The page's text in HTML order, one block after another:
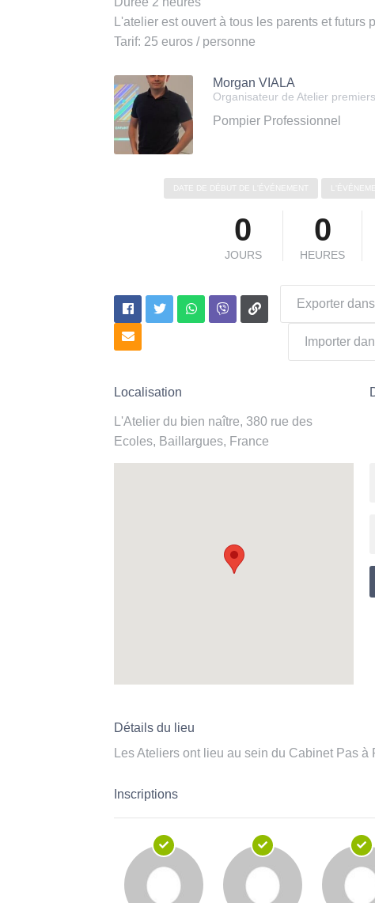
L'atelier est ouvert à tous les parents et futurs
Tarif: 25 euros / personne
Morgan VIALA
Organisateur de Atelier
Pompier Professionnel
DATE DE DÉBUT DE L'ÉVÉNEMENT
0
JOURS
0
HEURES
Exporter
Importer
Localisation
L'Atelier du bien naître, 380 rue des
Ecoles, Baillargues, France
Détails du lieu
Les Ateliers ont lieu au sein du Cabinet Pas
Inscriptions